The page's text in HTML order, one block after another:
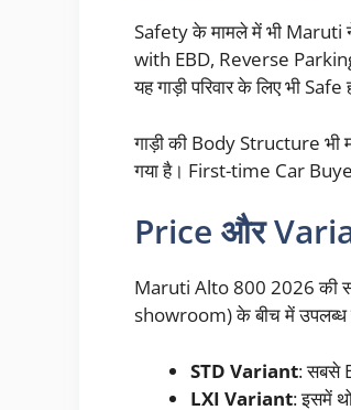
Safety के मामले में भी Maruti
with EBD, Reverse
यह गाड़ी परिवार के लिए भी Safe
गाड़ी की Body Structure
गया है। First-time Car
Price और
Maruti Alto 800 2026 की
showroom) के बीच में
STD Variant: सबसे
LXI Variant: इसमें